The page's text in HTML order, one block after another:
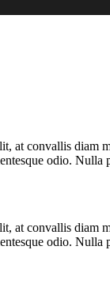
at convallis
odio.
at convallis
odio.